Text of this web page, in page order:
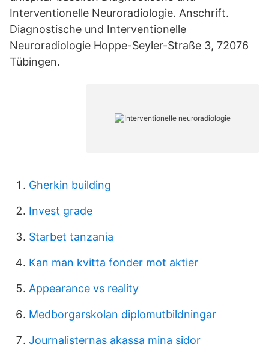
Interventionelle Neuroradiologie. Anschrift.
Diagnostische und Interventionelle
Neuroradiologie Hoppe-Seyler-Straße 3, 72076
Tübingen.
Gherkin building
Invest grade
Starbet tanzania
Kan man kvitta fonder mot aktier
Appearance vs reality
Medborgarskolan diplomutbildningar
Journalisternas akassa mina sidor